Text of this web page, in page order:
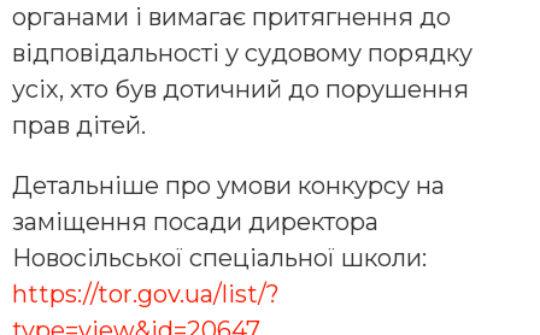
органами і вимагає притягнення до
відповідальності у судовому порядку
усіх, хто був дотичний до порушення
прав дітей.
Детальніше про умови конкурсу на
заміщення посади директора
Новосільської спеціальної школи:
https://tor.gov.ua/list/?